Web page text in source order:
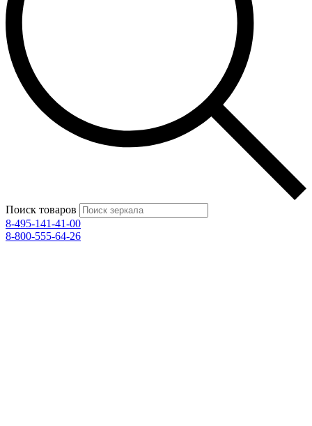
Поиск товаров
8-495-141-41-00
8-800-555-64-26